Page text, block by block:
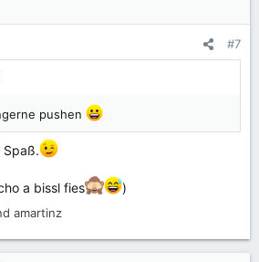
#7
pushen
Spaß.
a bissl fies )
amartinz